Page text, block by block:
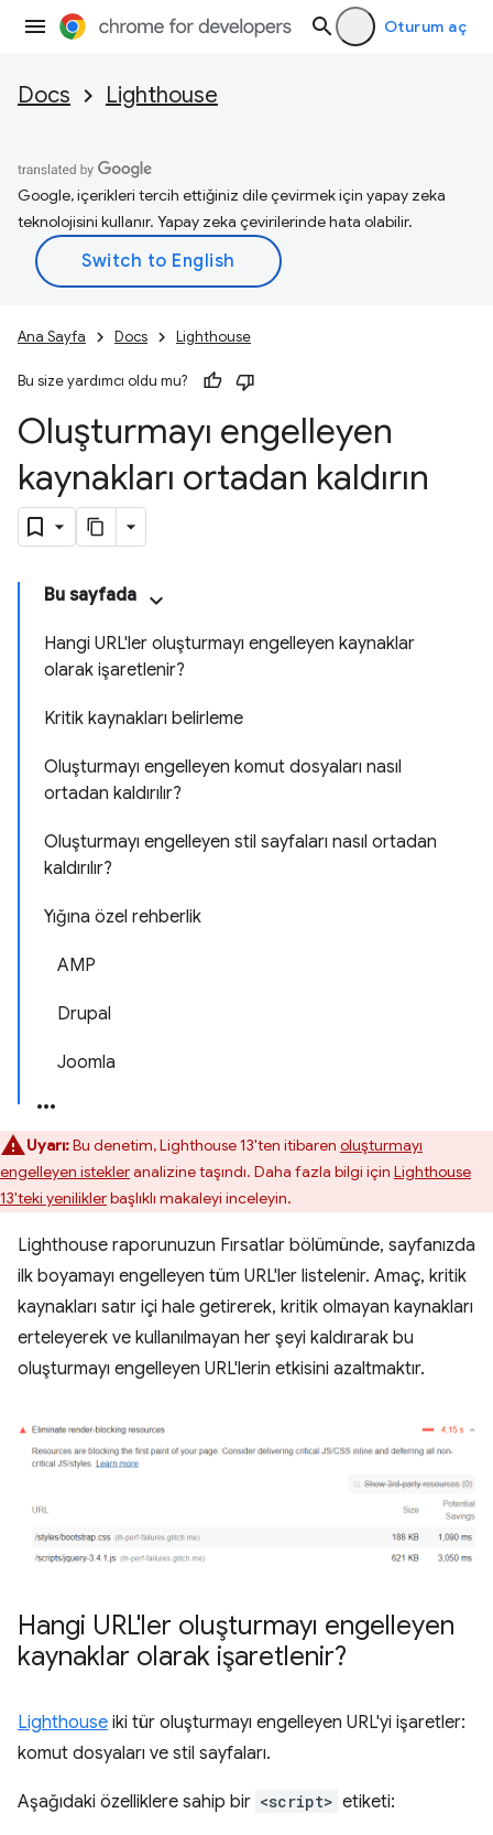
Oturum aç
Docs Lighthouse
Google, içerikleri tercih ettiğiniz dile çevirmek için yapay zeka
teknolojisini kullanır. Yapay zeka çevirilerinde hata olabilir.
Ana Sayfa Docs Lighthouse
Bu size yardımcı oldu mu?
Oluşturmayı engelleyen
kaynakları ortadan kaldırın
Bu sayfada
Hangi URL'ler oluşturmayı engelleyen kaynaklar
olarak işaretlenir?
Kritik kaynakları belirleme
Oluşturmayı engelleyen komut dosyaları nasıl
ortadan kaldırılır?
Oluşturmayı engelleyen stil sayfaları nasıl ortadan
kaldırılır?
Yığına özel rehberlik
AMP
Drupal
Joomla
Uyarı:Bu denetim, Lighthouse 13'ten itibaren oluşturmayı
engelleyen istekleranalizine taşındı. Daha fazla bilgi için Lighthouse
13'teki yeniliklerbaşlıklı makaleyi inceleyin.
Lighthouse raporunuzun Fırsatlar bölümünde, sayfanızda
ilk boyamayı engelleyen tüm URL'ler listelenir. Amaç, kritik
kaynakları satır içi hale getirerek, kritik olmayan kaynakları
erteleyerek ve kullanılmayan her şeyi kaldırarak bu
oluşturmayı engelleyen URL'lerin etkisini azaltmaktır.
Hangi URL'ler oluşturmayı engelleyen
kaynaklar olarak işaretlenir?
Lighthouse iki tür oluşturmayı engelleyen URL'yi işaretler:
komut dosyaları ve stil sayfaları.
Aşağıdaki özelliklere sahip bir <script> etiketi: